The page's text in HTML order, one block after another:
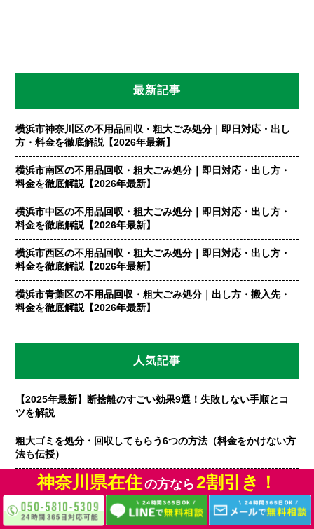
最新記事
横浜市神奈川区の不用品回収・粗大ごみ処分｜即日対応・出し
方・料金を徹底解説【2026年最新】
横浜市南区の不用品回収・粗大ごみ処分｜即日対応・出し方・
料金を徹底解説【2026年最新】
横浜市中区の不用品回収・粗大ごみ処分｜即日対応・出し方・
料金を徹底解説【2026年最新】
横浜市西区の不用品回収・粗大ごみ処分｜即日対応・出し方・
料金を徹底解説【2026年最新】
横浜市青葉区の不用品回収・粗大ごみ処分｜出し方・搬入先・
料金を徹底解説【2026年最新】
人気記事
【2025年最新】断捨離のすごい効果9選！失敗しない手順とコ
ツを解説
粗大ゴミを処分・回収してもらう6つの方法（料金をかけない方
法も伝授）
【不用品回収業者をお探しの方へ】信頼できる業者の見極め方
を徹底伝授
【必見】エアコンを処分する8つの方法（費用をかけずに無料で
神奈川県在住の方なら 2割引き！